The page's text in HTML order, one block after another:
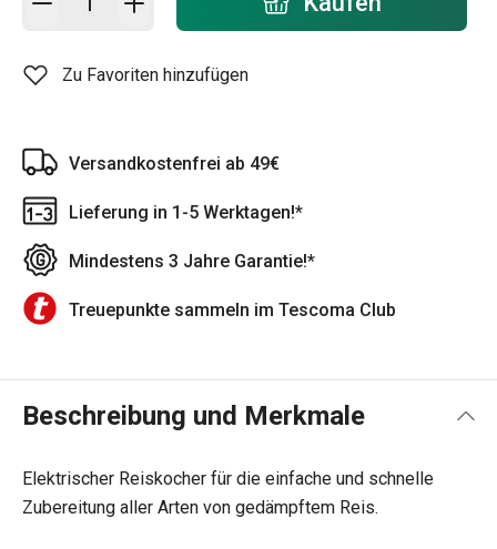
Zu Favoriten hinzufügen
Versandkostenfrei ab 49€
Lieferung in 1-5 Werktagen!*
Mindestens 3 Jahre Garantie!*
Treuepunkte sammeln im Tescoma Club
Beschreibung und Merkmale
Elektrischer Reiskocher für die einfache und schnelle
Zubereitung aller Arten von gedämpftem Reis.